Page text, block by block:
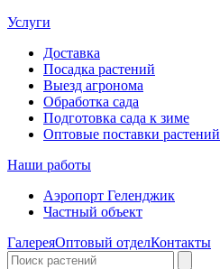
Услуги
Доставка
Посадка растений
Выезд агронома
Обработка сада
Подготовка сада к зиме
Оптовые поставки растений
Наши работы
Аэропорт Геленджик
Частный объект
ГалереяОптовый отделКонтакты